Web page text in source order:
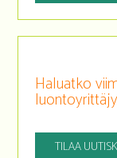
Haluatko
TILAA